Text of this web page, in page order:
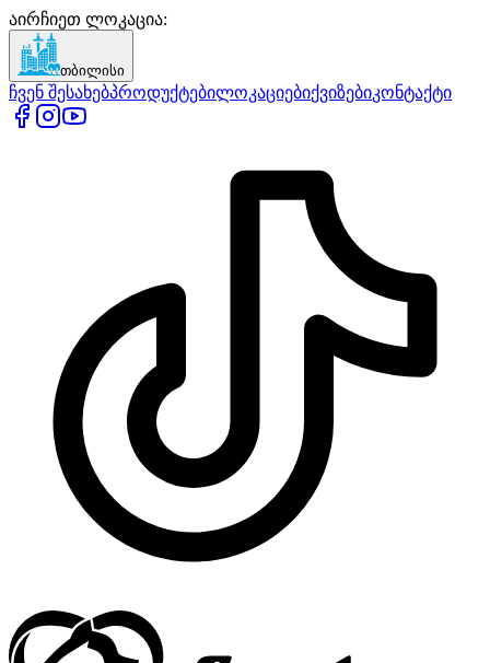
აირჩიეთ ლოკაცია:
თბილისი
ჩვენ შესახებპროდუქტებილოკაციებიქვიზებიკონტაქტი